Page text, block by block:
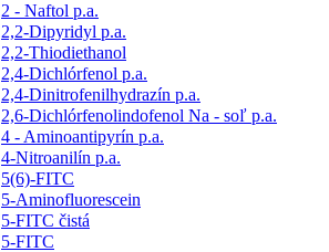
2 - Naftol p.a.
2,2-Dipyridyl p.a.
2,2-Thiodiethanol
2,4-Dichlórfenol p.a.
2,4-Dinitrofenilhydrazín p.a.
2,6-Dichlórfenolindofenol Na - soľ p.a.
4 - Aminoantipyrín p.a.
4-Nitroanilín p.a.
5(6)-FITC
5-Aminofluorescein
5-FITC čistá
5-FITC